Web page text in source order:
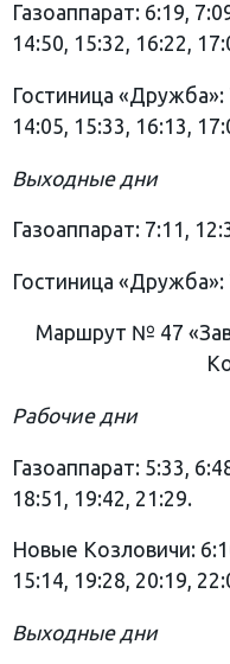
Газоаппарат: 6:19,
14:50, 15:32, 16:22,
Гостиница «Дружба»:
14:05, 15:33, 16:13,
Выходные дни
Газоаппарат: 7:11,
Гостиница «Дружба»:
Маршрут № 47
Рабочие дни
Газоаппарат: 5:33,
18:51, 19:42, 21:29.
Новые Козловичи:
15:14, 19:28, 20:19,
Выходные дни